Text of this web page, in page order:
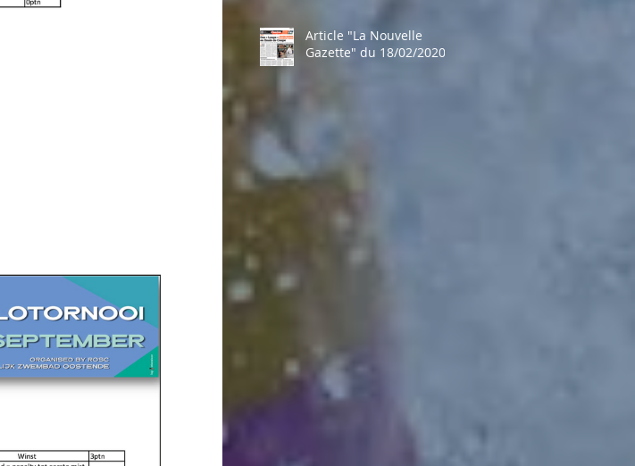
Article "La Nouvelle
Gazette" du 18/02/2020